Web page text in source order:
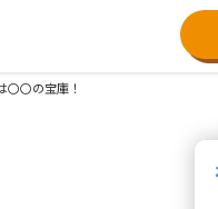
〇〇の宝庫！